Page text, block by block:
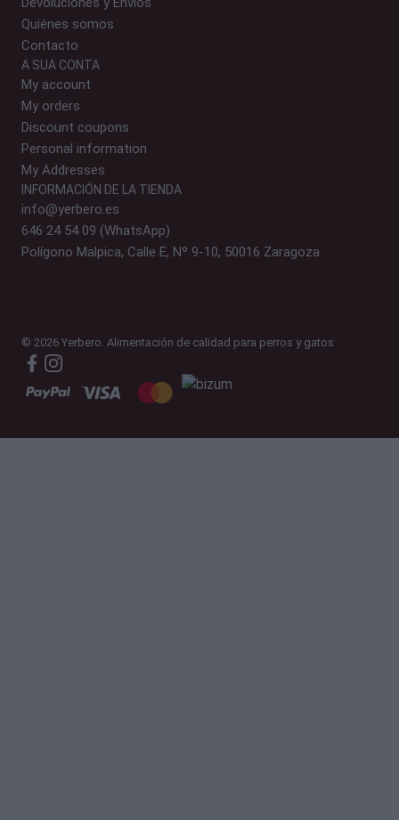
Quiénes somos
Contacto
A SUA CONTA
My account
My orders
Discount coupons
Personal information
My Addresses
INFORMACIÓN DE LA TIENDA
info@yerbero.es
646 24 54 09 (WhatsApp)
Polígono Malpica, Calle E, Nº 9-10, 50016 Zaragoza
© 2026 Yerbero. Alimentación de calidad para perros y gatos